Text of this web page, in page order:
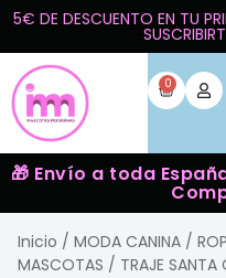
5€ DE DESCUENTO EN TU
0
🎁 Envío a toda
Inicio / MODA CANINA /
MASCOTAS / TRAJE SANTA